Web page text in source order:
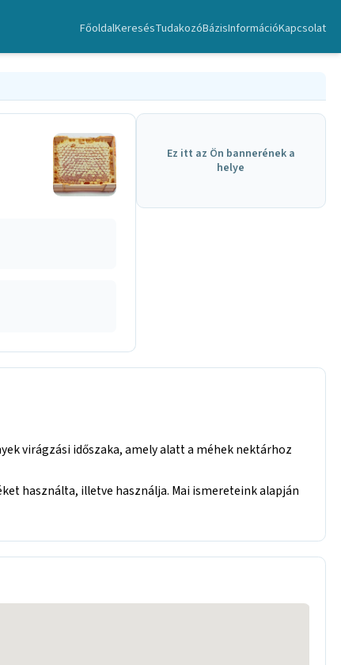
FőoldalKeresésTudakozóBázisInformációKapcsolat
Ez itt az Ön bannerének a
helye
virágzási időszaka, amely alatt a méhek nektárhoz
használta, illetve használja. Mai ismereteink alapján